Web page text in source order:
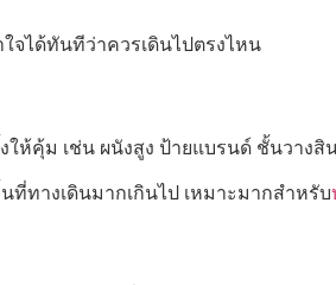
จได้ทันทีว่าควรเดินไปตรงไหน
คุ้ม เช่น ผนังสูง ป้ายแบรนด์ ชั้นวาง
ทางเดินมากเกินไป เหมาะมากสำหรับ